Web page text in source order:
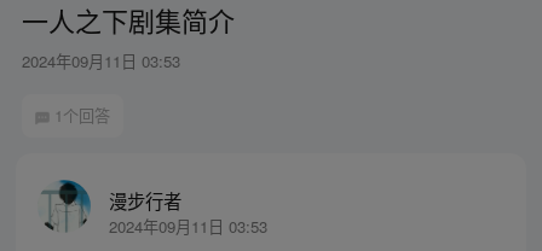
一人之下剧集简介
2024年09月11日 03:53
1个回答
漫步行者
2024年09月11日 03:53